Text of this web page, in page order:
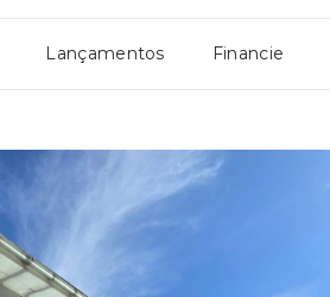
Lançamentos Financie